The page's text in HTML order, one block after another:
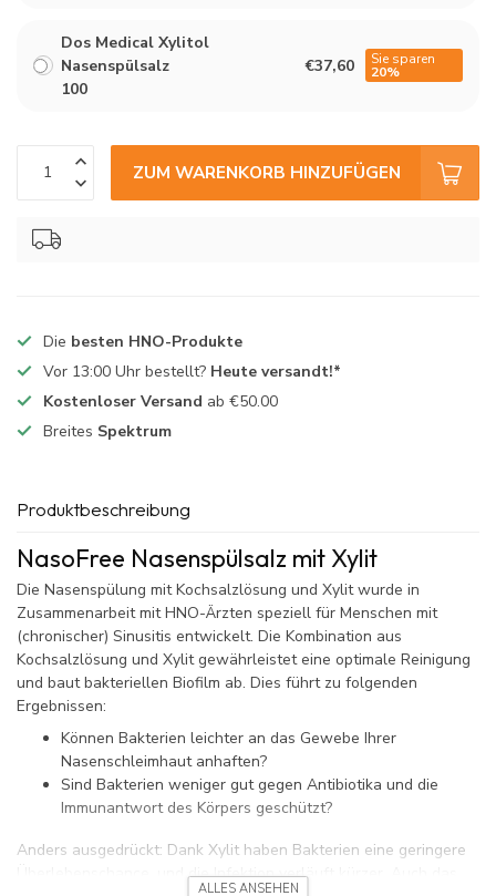
Dos Medical Xylitol
Nasenspülsalz
100
€37,60 Sie sparen
20%
ZUM WARENKORB HINZUFÜGEN
Die besten HNO-Produkte
Vor 13:00 Uhr bestellt? Heute versandt!*
Kostenloser Versand ab €50.00
Breites Spektrum
Produktbeschreibung
NasoFree Nasenspülsalz mit Xylit
Die Nasenspülung mit Kochsalzlösung und Xylit wurde in
Zusammenarbeit mit HNO-Ärzten speziell für Menschen mit
(chronischer) Sinusitis entwickelt. Die Kombination aus
Kochsalzlösung und Xylit gewährleistet eine optimale Reinigung
und baut bakteriellen Biofilm ab. Dies führt zu folgenden
Ergebnissen:
Können Bakterien leichter an das Gewebe Ihrer
Nasenschleimhaut anhaften?
Sind Bakterien weniger gut gegen Antibiotika und die
Immunantwort des Körpers geschützt?
Anders ausgedrückt: Dank Xylit haben Bakterien eine geringere
Überlebenschance, und die Infektion verläuft kürzer. Auch das
ALLES ANSEHEN